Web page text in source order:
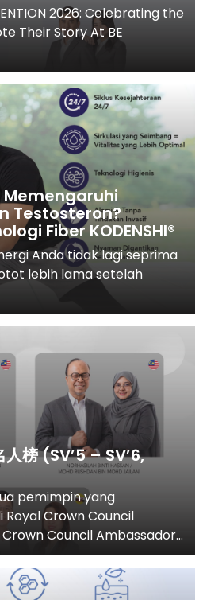
2026: Celebrating the
Their Story At BE
Memengaruhi
Testosteron?
Fiber KODENSHI®
Anda tidak lagi seprima
lebih lama setelah
榜 (SV’5 – SV’6,
pemimpin yang
Crown Council
Council Ambassador...